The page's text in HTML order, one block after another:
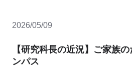
2026/05/09
【研究科長の近況】ご家族
ンパス